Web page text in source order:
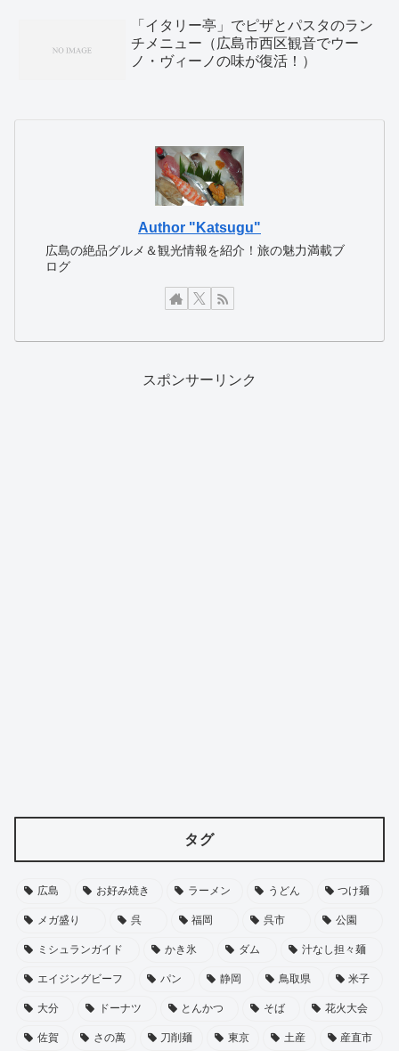
「イタリー亭」でピザとパスタのラン
チメニュー（広島市西区観音でウー
ノ・ヴィーノの味が復活！）
Author "Katsugu"
広島の絶品グルメ＆観光情報を紹介！旅の魅力満載ブ
ログ
スポンサーリンク
タグ
広島 お好み焼き ラーメン うどん つけ麺
メガ盛り 呉 福岡 呉市 公園
ミシュランガイド かき氷 ダム 汁なし担々麺
エイジングビーフ パン 静岡 鳥取県 米子
大分 ドーナツ とんかつ そば 花火大会
佐賀 さの萬 刀削麺 東京 土産 産直市